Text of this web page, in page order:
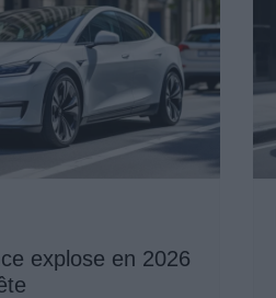
explose en 2026